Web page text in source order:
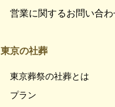
営業に関するお問い合わ
東京の社葬
東京葬祭の社葬とは
プラン